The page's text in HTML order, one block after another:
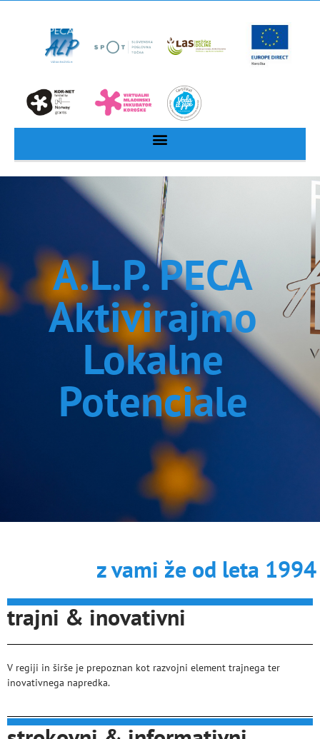
A.L.P. PECA
Aktivirajmo
Lokalne
Potenciale
z vami že od leta 1994
trajni & inovativni
V regiji in širše je prepoznan kot razvojni element trajnega ter
inovativnega napredka.